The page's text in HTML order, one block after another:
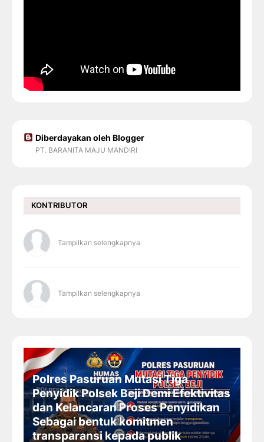
Diberdayakan oleh Blogger
PT. BARANITA MAJU MANDIRI
KONTRIBUTOR
Tampilkan selengkapnya
Tampilkan selengkapnya
Polres Pasuruan Mutasi Tiga
Penyidik Polsek Beji Demi Efektivitas
dan Kelancaran Proses Penyidikan
Sebagai bentuk komitmen
transparansi kepada publik